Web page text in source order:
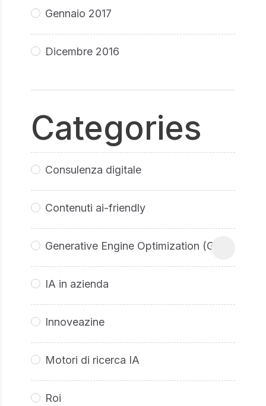
Gennaio 2017
Dicembre 2016
Categories
Consulenza digitale
Contenuti ai-friendly
Generative Engine Optimization (GEO
IA in azienda
Innoveazine
Motori di ricerca IA
Roi